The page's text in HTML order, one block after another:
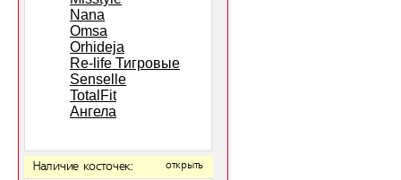
Nana
Omsa
Orhideja
Re-life Тигровые
Senselle
TotalFit
Ангела
Наличие косточек: открыть